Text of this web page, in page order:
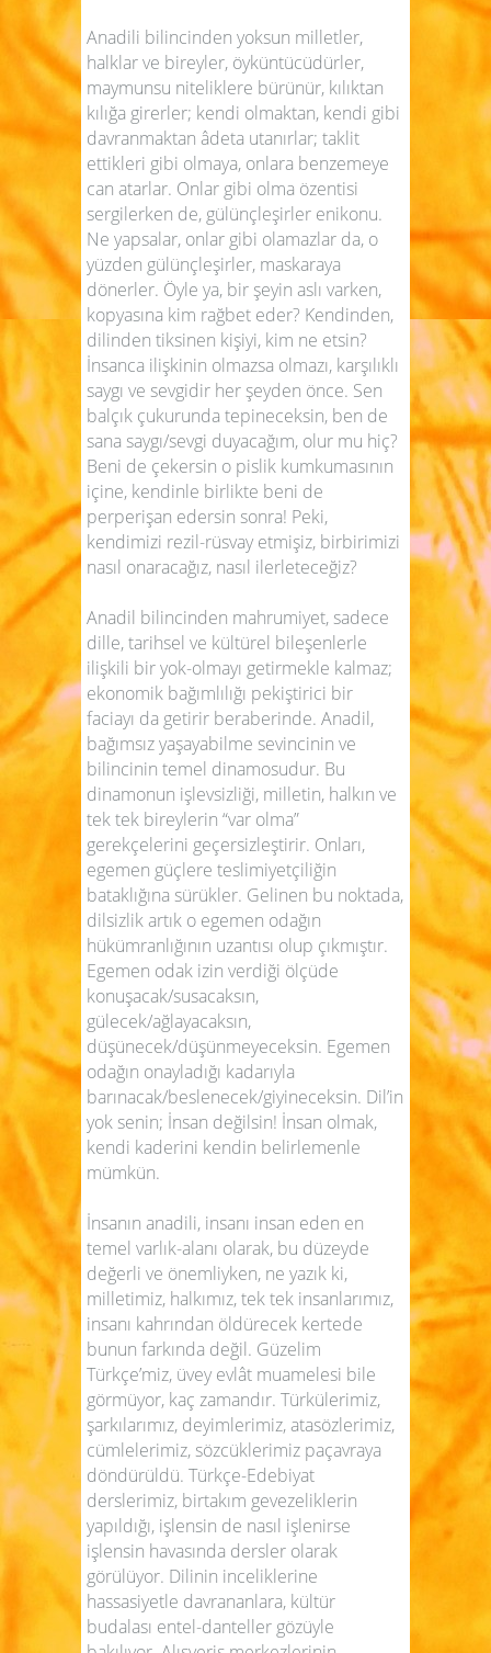
Anadili bilincinden yoksun milletler,
halklar ve bireyler, öyküntücüdürler,
maymunsu niteliklere bürünür, kılıktan
kılığa girerler; kendi olmaktan, kendi gibi
davranmaktan âdeta utanırlar; taklit
ettikleri gibi olmaya, onlara benzemeye
can atarlar. Onlar gibi olma özentisi
sergilerken de, gülünçleşirler enikonu.
Ne yapsalar, onlar gibi olamazlar da, o
yüzden gülünçleşirler, maskaraya
dönerler. Öyle ya, bir şeyin aslı varken,
kopyasına kim rağbet eder? Kendinden,
dilinden tiksinen kişiyi, kim ne etsin?
İnsanca ilişkinin olmazsa olmazı, karşılıklı
saygı ve sevgidir her şeyden önce. Sen
balçık çukurunda tepineceksin, ben de
sana saygı/sevgi duyacağım, olur mu hiç?
Beni de çekersin o pislik kumkumasının
içine, kendinle birlikte beni de
perperişan edersin sonra! Peki,
kendimizi rezil-rüsvay etmişiz, birbirimizi
nasıl onaracağız, nasıl ilerleteceğiz?
Anadil bilincinden mahrumiyet, sadece
dille, tarihsel ve kültürel bileşenlerle
ilişkili bir yok-olmayı getirmekle kalmaz;
ekonomik bağımlılığı pekiştirici bir
faciayı da getirir beraberinde. Anadil,
bağımsız yaşayabilme sevincinin ve
bilincinin temel dinamosudur. Bu
dinamonun işlevsizliği, milletin, halkın ve
tek tek bireylerin “var olma”
gerekçelerini geçersizleştirir. Onları,
egemen güçlere teslimiyetçiliğin
bataklığına sürükler. Gelinen bu noktada,
dilsizlik artık o egemen odağın
hükümranlığının uzantısı olup çıkmıştır.
Egemen odak izin verdiği ölçüde
konuşacak/susacaksın,
gülecek/ağlayacaksın,
düşünecek/düşünmeyeceksin. Egemen
odağın onayladığı kadarıyla
barınacak/beslenecek/giyineceksin. Dil’in
yok senin; İnsan değilsin! İnsan olmak,
kendi kaderini kendin belirlemenle
mümkün.
İnsanın anadili, insanı insan eden en
temel varlık-alanı olarak, bu düzeyde
değerli ve önemliyken, ne yazık ki,
milletimiz, halkımız, tek tek insanlarımız,
insanı kahrından öldürecek kertede
bunun farkında değil. Güzelim
Türkçe’miz, üvey evlât muamelesi bile
görmüyor, kaç zamandır. Türkülerimiz,
şarkılarımız, deyimlerimiz, atasözlerimiz,
cümlelerimiz, sözcüklerimiz paçavraya
döndürüldü. Türkçe-Edebiyat
derslerimiz, birtakım gevezeliklerin
yapıldığı, işlensin de nasıl işlenirse
işlensin havasında dersler olarak
görülüyor. Dilinin inceliklerine
hassasiyetle davrananlara, kültür
budalası entel-danteller gözüyle